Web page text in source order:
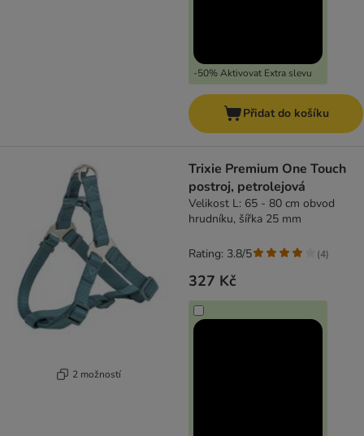
-50% Aktivovat Extra slevu
Přidat do košíku
2 možností
Trixie Premium One Touch
postroj, petrolejová
Velikost L: 65 - 80 cm obvod
hrudníku, šířka 25 mm
327 Kč
Rating: 3.8/5 (4)